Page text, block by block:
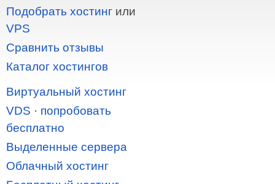
Подобрать хостинг или
VPS
Сравнить отзывы
Каталог хостингов
Виртуальный хостинг
VDS · попробовать
бесплатно
Выделенные сервера
Облачный хостинг